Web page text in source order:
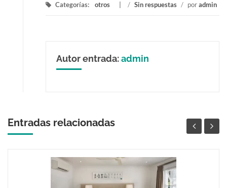
Categorías: otros / Sin respuestas / poradmin
Autor entrada:admin
Entradas relacionadas